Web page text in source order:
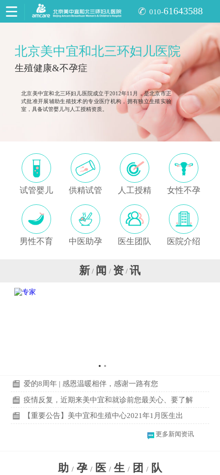
010-61643588
北京美中宜和北三环妇儿医院
生殖健康&不孕症
北京美中宜和北三环妇儿医院成立于2012年11月，是北京市正
式批准开展辅助生殖技术的专业医疗机构，拥有独立生殖实验
室，具备试管婴儿与人工授精资质。
试管婴儿 供精试管 人工授精 女性不孕
男性不育 中医助孕 医生团队 医院介绍
新 / 闻 / 资 / 讯
爱的8周年 | 感恩温暖相伴，感谢一路有您
疫情反复，近期来美中宜和就诊前您最关心、要了解
【重要公告】美中宜和生殖中心2021年1月医生出
更多新闻资讯
助 / 孕 / 医 / 生 / 团 / 队